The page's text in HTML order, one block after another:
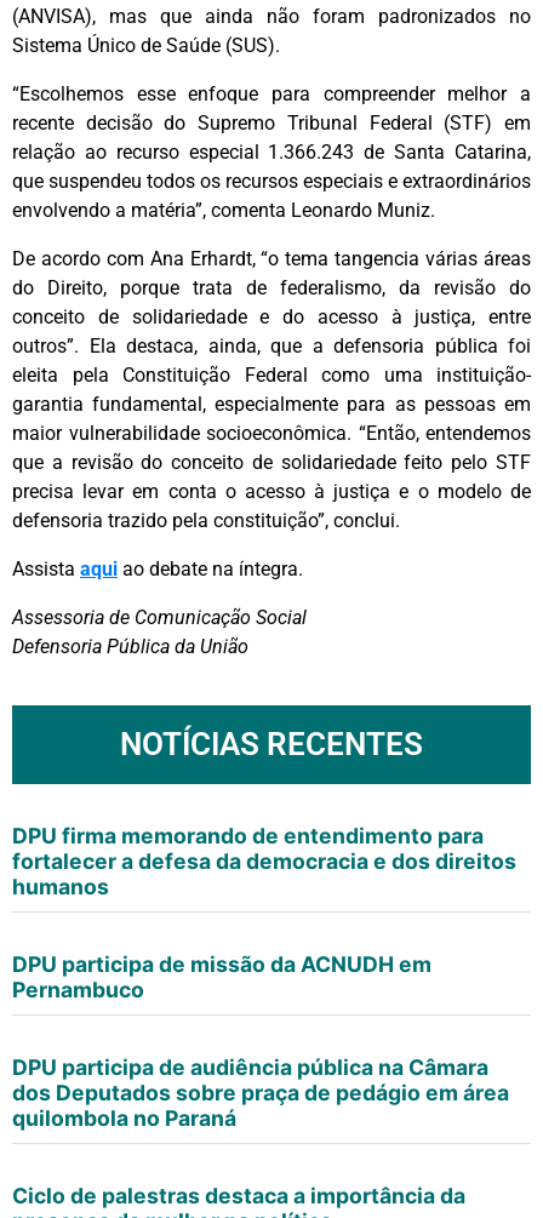
(ANVISA), mas que ainda não foram padronizados no
Sistema Único de Saúde (SUS).
“Escolhemos esse enfoque para compreender melhor a
recente decisão do Supremo Tribunal Federal (STF) em
relação ao recurso especial 1.366.243 de Santa Catarina,
que suspendeu todos os recursos especiais e extraordinários
envolvendo a matéria”, comenta Leonardo Muniz.
De acordo com Ana Erhardt, “o tema tangencia várias áreas
do Direito, porque trata de federalismo, da revisão do
conceito de solidariedade e do acesso à justiça, entre
outros”. Ela destaca, ainda, que a defensoria pública foi
eleita pela Constituição Federal como uma instituição-
garantia fundamental, especialmente para as pessoas em
maior vulnerabilidade socioeconômica. “Então, entendemos
que a revisão do conceito de solidariedade feito pelo STF
precisa levar em conta o acesso à justiça e o modelo de
defensoria trazido pela constituição”, conclui.
Assista aqui ao debate na íntegra.
Assessoria de Comunicação Social
Defensoria Pública da União
NOTÍCIAS RECENTES
DPU firma memorando de entendimento para
fortalecer a defesa da democracia e dos direitos
humanos
DPU participa de missão da ACNUDH em
Pernambuco
DPU participa de audiência pública na Câmara
dos Deputados sobre praça de pedágio em área
quilombola no Paraná
Ciclo de palestras destaca a importância da